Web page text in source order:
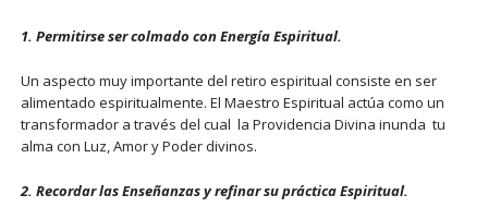
1. Permitirse ser colmado con Energía Espiritual.
Un aspecto muy importante del retiro espiritual consiste en ser
alimentado espiritualmente. El Maestro Espiritual actúa como un
transformador a través del cual la Providencia Divina inunda tu
alma con Luz, Amor y Poder divinos.
2. Recordar las Enseñanzas y refinar su práctica Espiritual.